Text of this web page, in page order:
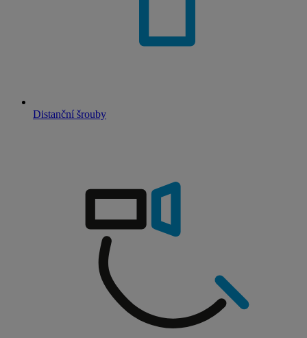
Distanční šrouby